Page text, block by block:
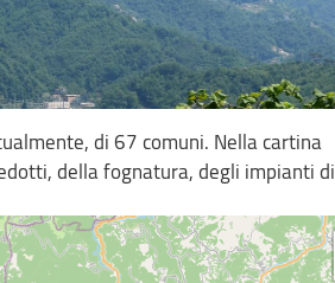
di 67 comuni. Nella cartina
della fognatura, degli impianti di